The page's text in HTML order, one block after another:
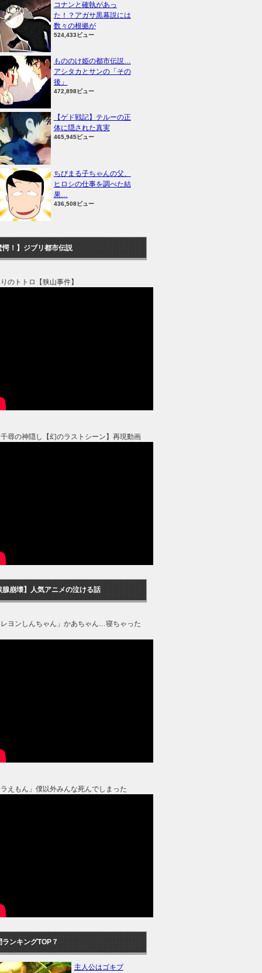
コナンと確執があっ
た！？アガサ黒幕説には
数々の根拠が
524,433ビュー
もののけ姫の都市伝説…
アシタカとサンの「その
後」
472,898ビュー
【ゲド戦記】テルーの正
体に隠された真実
465,945ビュー
ちびまる子ちゃんの父、
ヒロシの仕事を調べた結
果…
436,508ビュー
愕！】ジブリ都市伝説
のトトロ【狭山事件】
尋の神隠し【幻のラストシーン】再現動画
腺崩壊】人気アニメの泣ける話
ヨンしんちゃん」かあちゃん…寝ちゃった
えもん」僕以外みんな死んでしまった
ランキングTOP７
主人公はゴキブ